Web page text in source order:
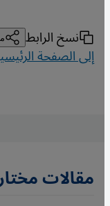
نسخ الرابط
إلى الصفحة
مقالات